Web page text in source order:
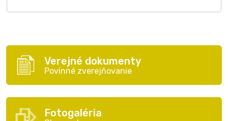
Verejné dokumenty
Povinné zverejňovanie
Fotogaléria